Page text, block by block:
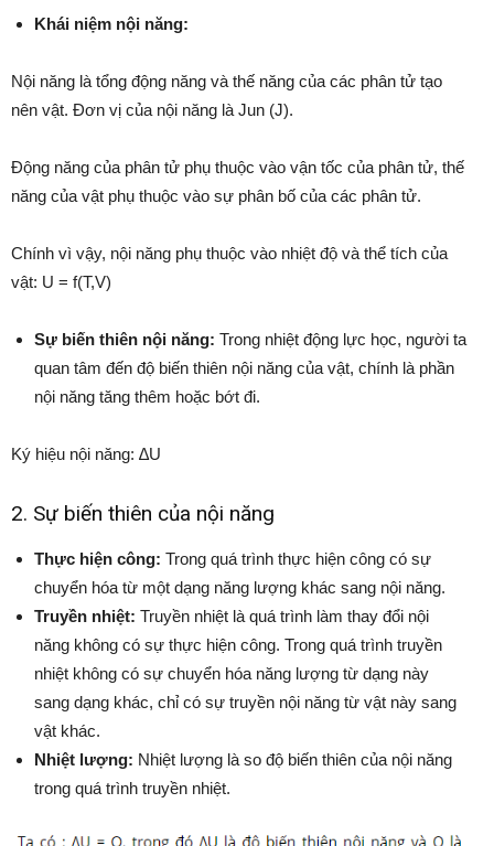
Khái niệm nội năng:
Nội năng là tổng động năng và thế năng của các phân tử tạo
nên vật. Đơn vị của nội năng là Jun (J).
Động năng của phân tử phụ thuộc vào vận tốc của phân tử, thế
năng của vật phụ thuộc vào sự phân bố của các phân tử.
Chính vì vậy, nội năng phụ thuộc vào nhiệt độ và thể tích của
vật: U = f(T,V)
Sự biến thiên nội năng: Trong nhiệt động lực học, người ta
quan tâm đến độ biến thiên nội năng của vật, chính là phần
nội năng tăng thêm hoặc bớt đi.
Ký hiệu nội năng: ∆U
2. Sự biến thiên của nội năng
Thực hiện công: Trong quá trình thực hiện công có sự
chuyển hóa từ một dạng năng lượng khác sang nội năng.
Truyền nhiệt: Truyền nhiệt là quá trình làm thay đổi nội
năng không có sự thực hiện công. Trong quá trình truyền
nhiệt không có sự chuyển hóa năng lượng từ dạng này
sang dạng khác, chỉ có sự truyền nội năng từ vật này sang
vật khác.
Nhiệt lượng: Nhiệt lượng là so độ biến thiên của nội năng
trong quá trình truyền nhiệt.